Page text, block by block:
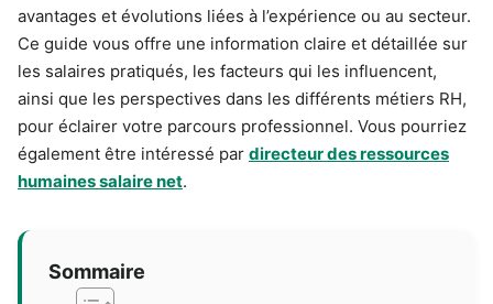
avantages et évolutions liées à l’expérience ou au secteur.
Ce guide vous offre une information claire et détaillée sur
les salaires pratiqués, les facteurs qui les influencent,
ainsi que les perspectives dans les différents métiers RH,
pour éclairer votre parcours professionnel. Vous pourriez
également être intéressé par directeur des ressources
humaines salaire net.
Sommaire